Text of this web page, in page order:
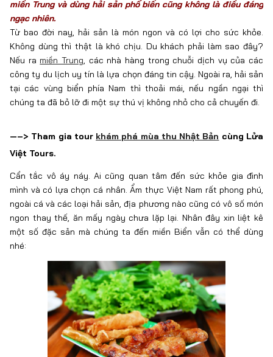
miền Trung và dùng hải sản phổ biến cũng không là điều đáng
ngạc nhiên.
Từ bao đời nay, hải sản là món ngon và có lợi cho sức khỏe.
Không dùng thì thật là khó chịu. Du khách phải làm sao đây?
Nếu ra miền Trung, các nhà hàng trong chuỗi dịch vụ của các
công ty du lịch uy tín là lựa chọn đáng tin cậy. Ngoài ra, hải sản
tại các vùng biển phía Nam thì thoải mái, nếu ngần ngại thì
chúng ta đã bỏ lỡ đi một sự thú vị không nhỏ cho cả chuyến đi.
—–> Tham gia tour khám phá mùa thu Nhật Bản cùng Lửa
Việt Tours.
Cẩn tắc vô áy náy. Ai cũng quan tâm đến sức khỏe gia đình
mình và có lựa chọn cá nhân. Ẩm thực Việt Nam rất phong phú,
ngoài cá và các loại hải sản, địa phương nào cũng có vô số món
ngon thay thế, ăn mấy ngày chưa lặp lại. Nhân đây xin liệt kê
một số đặc sản mà chúng ta đến miền Biển vẫn có thể dùng
nhé: